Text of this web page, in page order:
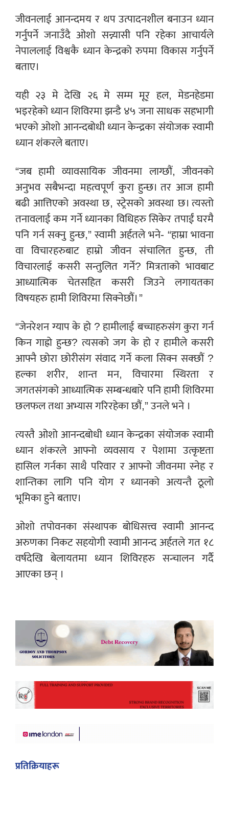
जीवनलाई आनन्दमय र थप उत्पादनशील बनाउन ध्यान
गर्नुपर्ने जनाउँदै ओशो सन्न्यासी पनि रहेका आचार्यले
नेपाललाई विश्वकै ध्यान केन्द्रको रुपमा विकास गर्नुपर्ने
बताए।
यही २३ मे देखि २६ मे सम्म मूर् हल, मेडनहेडमा
भइरहेको ध्यान शिविरमा झन्डै ४५ जना साधक सहभागी
भएको ओशो आनन्दबोधी ध्यान केन्द्रका संयोजक स्वामी
ध्यान शंकरले बताए।
“जब हामी व्यावसायिक जीवनमा लाग्छौं, जीवनको
अनुभव सबैभन्दा महत्वपूर्ण कुरा हुन्छ। तर आज हामी
बढी आत्तिएको अवस्था छ, स्ट्रेसको अवस्था छ। त्यस्तो
तनावलाई कम गर्ने ध्यानका विधिहरु सिकेर तपाईं घरमै
पनि गर्न सक्नु हुन्छ,” स्वामी अर्हतले भने- “हाम्रा भावना
वा विचारहरुबाट हाम्रो जीवन संचालित हुन्छ, ती
विचारलाई कसरी सन्तुलित गर्ने? मित्रताको भावबाट
आध्यात्मिक चेतसहित कसरी जिउने लगायतका
विषयहरु हामी शिविरमा सिक्नेछौं। ”
“जेनरेशन ग्याप के हो ? हामीलाई बच्चाहरुसंग कुरा गर्न
किन गाह्रो हुन्छ? त्यसको जग के हो र हामीले कसरी
आफ्नै छोरा छोरीसंग संवाद गर्ने कला सिक्न सक्छौं ?
हल्का शरीर, शान्त मन, विचारमा स्थिरता र
जगतसंगको आध्यात्मिक सम्बन्धबारे पनि हामी शिविरमा
छलफल तथा अभ्यास गरिरहेका छौं,” उनले भने ।
त्यस्तै ओशो आनन्दबोधी ध्यान केन्द्रका संयोजक स्वामी
ध्यान शंकरले आफ्नो व्यवसाय र पेशामा उत्कृष्टता
हासिल गर्नका साथै परिवार र आफ्नो जीवनमा स्नेह र
शान्तिका लागि पनि योग र ध्यानको अत्यन्तै ठूलो
भूमिका हुने बताए।
ओशो तपोवनका संस्थापक बोधिसत्त्व स्वामी आनन्द
अरुणका निकट सहयोगी स्वामी आनन्द अर्हतले गत १८
वर्षदेखि बेलायतमा ध्यान शिविरहरु सन्चालन गर्दै
आएका छन् ।
प्रतिक्रियाहरू